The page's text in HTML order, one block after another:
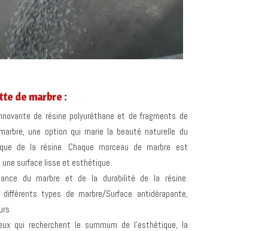
de marbre :
de résine polyuréthane et de fragments de
une option qui marie la beauté naturelle du
de la résine. Chaque morceau de marbre est
surface lisse et esthétique.
du marbre et de la durabilité de la résine.
types de marbre/Surface antidérapante,
qui recherchent le summum de l’esthétique, la